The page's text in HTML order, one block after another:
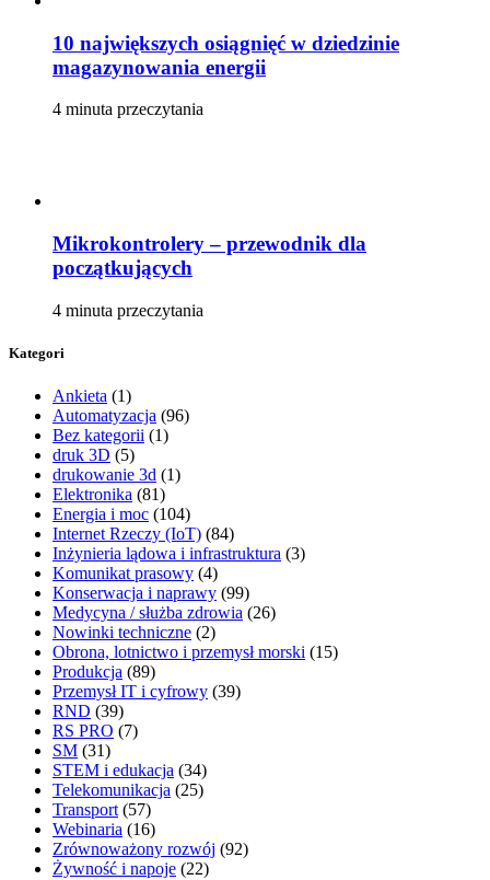
10 największych osiągnięć w dziedzinie
magazynowania energii
4 minuta przeczytania
Mikrokontrolery – przewodnik dla
początkujących
4 minuta przeczytania
Kategori
Ankieta (1)
Automatyzacja (96)
Bez kategorii (1)
druk 3D (5)
drukowanie 3d (1)
Elektronika (81)
Energia i moc (104)
Internet Rzeczy (IoT) (84)
Inżynieria lądowa i infrastruktura (3)
Komunikat prasowy (4)
Konserwacja i naprawy (99)
Medycyna / służba zdrowia (26)
Nowinki techniczne (2)
Obrona, lotnictwo i przemysł morski (15)
Produkcja (89)
Przemysł IT i cyfrowy (39)
RND (39)
RS PRO (7)
SM (31)
STEM i edukacja (34)
Telekomunikacja (25)
Transport (57)
Webinaria (16)
Zrównoważony rozwój (92)
Żywność i napoje (22)